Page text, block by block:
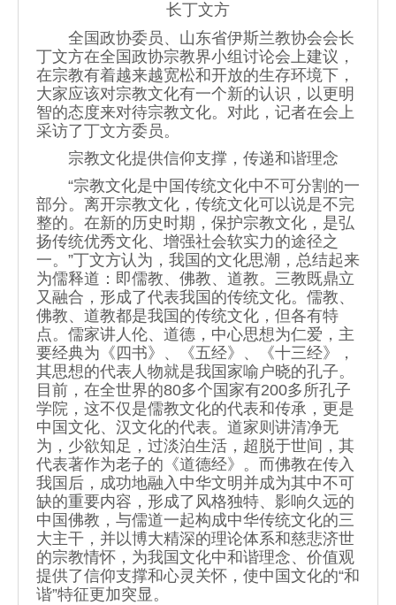
长丁文方
全国政协委员、山东省伊斯兰教协会会长
丁文方在全国政协宗教界小组讨论会上建议，
在宗教有着越来越宽松和开放的生存环境下，
大家应该对宗教文化有一个新的认识，以更明
智的态度来对待宗教文化。对此，记者在会上
采访了丁文方委员。
宗教文化提供信仰支撑，传递和谐理念
“宗教文化是中国传统文化中不可分割的一
部分。离开宗教文化，传统文化可以说是不完
整的。在新的历史时期，保护宗教文化，是弘
扬传统优秀文化、增强社会软实力的途径之
一。”丁文方认为，我国的文化思潮，总结起来
为儒释道：即儒教、佛教、道教。三教既鼎立
又融合，形成了代表我国的传统文化。儒教、
佛教、道教都是我国的传统文化，但各有特
点。儒家讲人伦、道德，中心思想为仁爱，主
要经典为《四书》、《五经》、《十三经》，
其思想的代表人物就是我国家喻户晓的孔子。
目前，在全世界的80多个国家有200多所孔子
学院，这不仅是儒教文化的代表和传承，更是
中国文化、汉文化的代表。道家则讲清净无
为，少欲知足，过淡泊生活，超脱于世间，其
代表著作为老子的《道德经》。而佛教在传入
我国后，成功地融入中华文明并成为其中不可
缺的重要内容，形成了风格独特、影响久远的
中国佛教，与儒道一起构成中华传统文化的三
大主干，并以博大精深的理论体系和慈悲济世
的宗教情怀，为我国文化中和谐理念、价值观
提供了信仰支撑和心灵关怀，使中国文化的“和
谐”特征更加突显。